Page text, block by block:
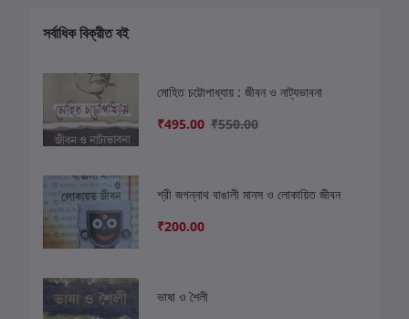
সর্বাধিক বিক্রীত বই
মোহিত চট্টোপাধ্যায় : জীবন ও নাট্যভাবনা
₹495.00 ₹550.00
শ্রী জগন্নাথ বাঙালী মানস ও লোকায়িত জীবন
₹200.00
ভাষা ও শৈলী